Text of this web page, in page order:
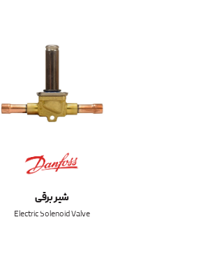
شیر برقی
Electric Solenoid Valve